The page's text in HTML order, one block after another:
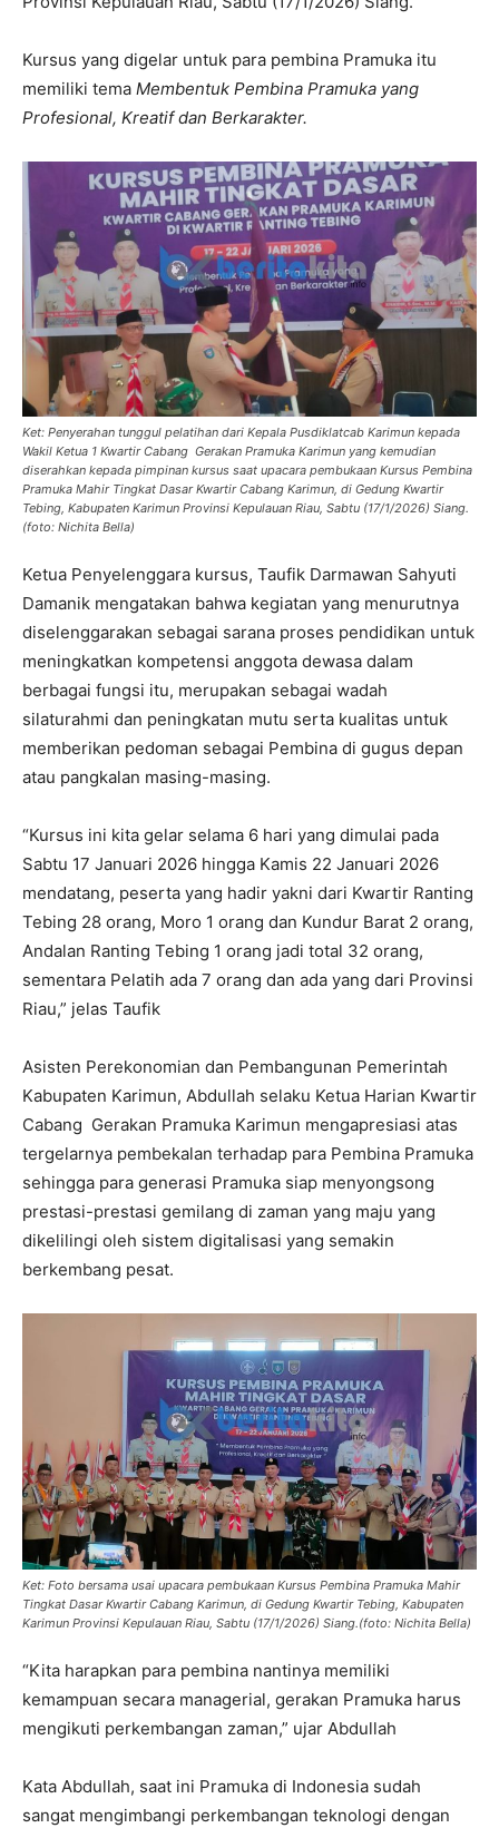
Kursus yang digelar untuk para pembina Pramuka itu
memiliki tema Membentuk Pembina Pramuka yang
Profesional, Kreatif dan Berkarakter.
Ket: Penyerahan tunggul pelatihan dari Kepala Pusdiklatcab Karimun kepada
Wakil Ketua 1 Kwartir Cabang Gerakan Pramuka Karimun yang kemudian
diserahkan kepada pimpinan kursus saat upacara pembukaan Kursus Pembina
Pramuka Mahir Tingkat Dasar Kwartir Cabang Karimun, di Gedung Kwartir
Tebing, Kabupaten Karimun Provinsi Kepulauan Riau, Sabtu (17/1/2026) Siang.
(foto: Nichita Bella)
Ketua Penyelenggara kursus, Taufik Darmawan Sahyuti
Damanik mengatakan bahwa kegiatan yang menurutnya
diselenggarakan sebagai sarana proses pendidikan untuk
meningkatkan kompetensi anggota dewasa dalam
berbagai fungsi itu, merupakan sebagai wadah
silaturahmi dan peningkatan mutu serta kualitas untuk
memberikan pedoman sebagai Pembina di gugus depan
atau pangkalan masing-masing.
“Kursus ini kita gelar selama 6 hari yang dimulai pada
Sabtu 17 Januari 2026 hingga Kamis 22 Januari 2026
mendatang, peserta yang hadir yakni dari Kwartir Ranting
Tebing 28 orang, Moro 1 orang dan Kundur Barat 2 orang,
Andalan Ranting Tebing 1 orang jadi total 32 orang,
sementara Pelatih ada 7 orang dan ada yang dari Provinsi
Riau,” jelas Taufik
Asisten Perekonomian dan Pembangunan Pemerintah
Kabupaten Karimun, Abdullah selaku Ketua Harian Kwartir
Cabang Gerakan Pramuka Karimun mengapresiasi atas
tergelarnya pembekalan terhadap para Pembina Pramuka
sehingga para generasi Pramuka siap menyongsong
prestasi-prestasi gemilang di zaman yang maju yang
dikelilingi oleh sistem digitalisasi yang semakin
berkembang pesat.
Ket: Foto bersama usai upacara pembukaan Kursus Pembina Pramuka Mahir
Tingkat Dasar Kwartir Cabang Karimun, di Gedung Kwartir Tebing, Kabupaten
Karimun Provinsi Kepulauan Riau, Sabtu (17/1/2026) Siang.(foto: Nichita Bella)
“Kita harapkan para pembina nantinya memiliki
kemampuan secara managerial, gerakan Pramuka harus
mengikuti perkembangan zaman,” ujar Abdullah
Kata Abdullah, saat ini Pramuka di Indonesia sudah
sangat mengimbangi perkembangan teknologi dengan